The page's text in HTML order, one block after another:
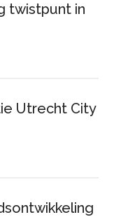
twistpunt in
Utrecht City